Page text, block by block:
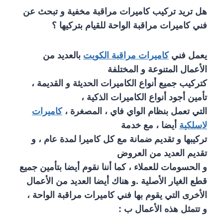
هل تريد تركيب كاميرات مراقبة مخفية و تبحث عن
فني كاميرات مراقبة الواحة للقيام بتركيها ؟
يعمل فنيكاميرات مراقبة الكويت بالعديد من
الأعمال المتنوعة و المختلفة
كتركيب جميع أنواع الكاميرات الحديثة و القديمة ،
تأمين أجود أنواع الكاميرات الذكية ،
التي تعمل بنظام الواي فاي ، المصغرة ،كاميرات
لاسلكية أيضا ، مع خدمة
تركيبها و تقديم ضمانة مع كل كاميرا لمدة عام ، و
تقديم العديد من العروض
و الحسومات للعملاء ، كما أننا نقوم أيضا بتأمين جميع
قطع الغيار الأصلية .و هناك أيضا العديد من الأعمال
الأخرى التي يقوم بها فني كاميرات مراقبة الواحة ،
و تتمثل هذه الأعمال ب :